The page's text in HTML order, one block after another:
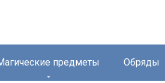
предметы Обряды